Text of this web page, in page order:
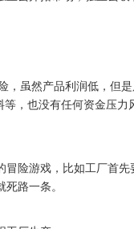
虽然产品利润低，但是
，也没有任何资金压
游戏，比如工厂首先
路一条。